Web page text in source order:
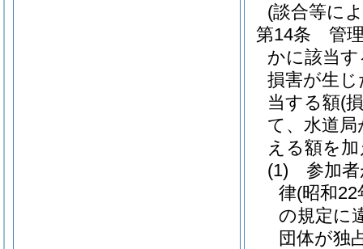
(談合等に
第14条
管
かに該当
損害が生
当する額(
て、水道
える額を
(1)
参加
律(昭和
の規定に
団体が独